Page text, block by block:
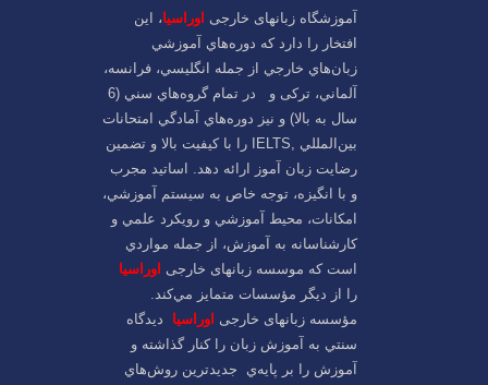
آموزشگاه زبانهای خارجی اوراسیا، اين
افتخار را دارد که دوره‌هاي آموزشي
زبان‌هاي خارجي از جمله انگليسي، فرانسه،
آلماني، ترکی و در تمام گروه‌هاي سني (6
سال به بالا) و نيز دوره‌هاي آمادگي امتحانات
بين‌المللي ,IELTS را با کيفيت بالا و تضمين
رضايت زبان آموز ارائه دهد. اساتيد مجرب
و با انگيزه، توجه خاص به سيستم آموزشي،
امکانات، محيط آموزشي و رويكرد علمي و
كارشناسانه به آموزش، از جمله مواردي
است که موسسه زبانهای خارجی اوراسیا
را از ديگر مؤسسات متمايز مي‌کند.
مؤسسه زبانهای خارجی اوراسیا
ديدگاه
سنتي به آموزش زبان را کنار گذاشته و
آموزش را بر پايه‌ي جديدترين روش‌هاي